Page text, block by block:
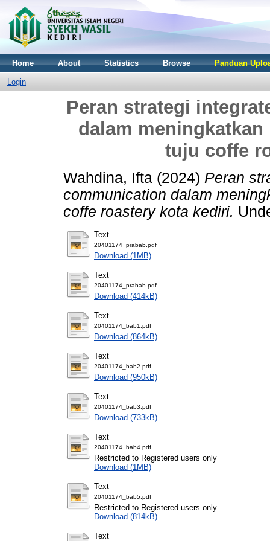
Home About Statistics Browse Panduan
Login
Peran strategi
dalam
tuju coffe
Wahdina, Ifta (2024) Peran
communication dalam
coffe roastery kota kediri.
Text
20401174_prabab.pdf
Download (1MB)
Text
20401174_prabab.pdf
Download (414kB)
Text
20401174_bab1.pdf
Download (864kB)
Text
20401174_bab2.pdf
Download (950kB)
Text
20401174_bab3.pdf
Download (733kB)
Text
20401174_bab4.pdf
Restricted to Registered users only
Download (1MB)
Text
20401174_bab5.pdf
Restricted to Registered users only
Download (814kB)
Text